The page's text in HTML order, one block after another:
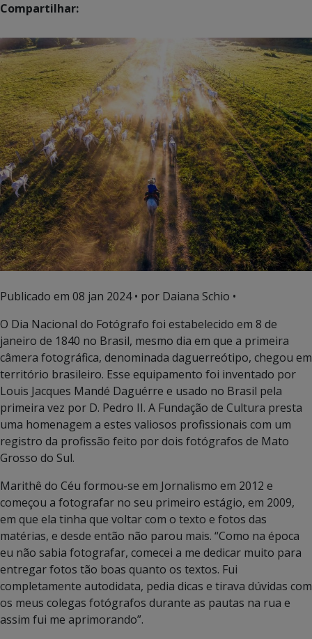
Compartilhar:
Publicado em 08 jan 2024• por Daiana Schio •
O Dia Nacional do Fotógrafo foi estabelecido em 8 de
janeiro de 1840 no Brasil, mesmo dia em que a primeira
câmera fotográfica, denominada daguerreótipo, chegou em
território brasileiro. Esse equipamento foi inventado por
Louis Jacques Mandé Daguérre e usado no Brasil pela
primeira vez por D. Pedro II. A Fundação de Cultura presta
uma homenagem a estes valiosos profissionais com um
registro da profissão feito por dois fotógrafos de Mato
Grosso do Sul.
Marithê do Céu formou-se em Jornalismo em 2012 e
começou a fotografar no seu primeiro estágio, em 2009,
em que ela tinha que voltar com o texto e fotos das
matérias, e desde então não parou mais. “Como na época
eu não sabia fotografar, comecei a me dedicar muito para
entregar fotos tão boas quanto os textos. Fui
completamente autodidata, pedia dicas e tirava dúvidas com
os meus colegas fotógrafos durante as pautas na rua e
assim fui me aprimorando”.